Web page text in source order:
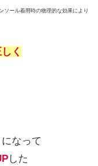
ソール着用時の物理的な効果により
く
なって
した